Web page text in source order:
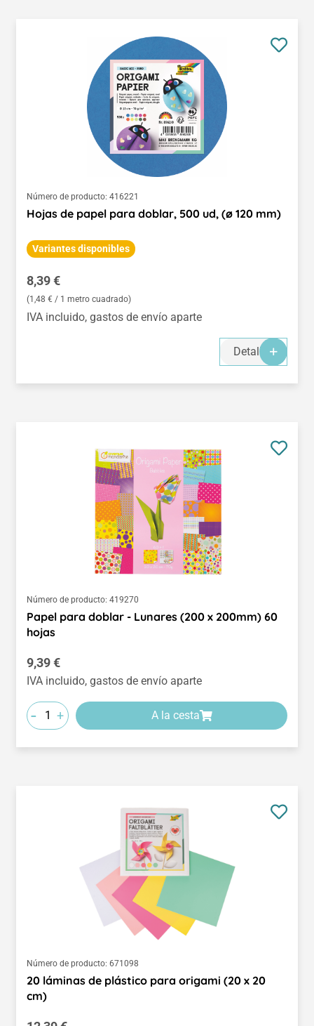
Número de producto: 416221
Hojas de papel para doblar, 500 ud, (ø 120 mm)
Variantes disponibles
Precio normal:
8,39 €
(1,48 € / 1 metro cuadrado)
IVA incluido, gastos de envío aparte
Detalles
Número de producto: 419270
Papel para doblar - Lunares (200 x 200mm) 60
hojas
Precio normal:
9,39 €
IVA incluido, gastos de envío aparte
- + A la cesta
Número de producto: 671098
20 láminas de plástico para origami (20 x 20
cm)